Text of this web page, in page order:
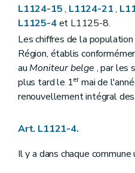
Art. L1141-8
Art. L1141-9
Art. L1142-10
Art. L1142-11
Art. L1142-12
Livre II
Titre premier Le
Chapitre premier
Art. L1211-1
Art. L1212-1
Chapitre III
L1124-15, L1124-21,
L1125-4et L1125-8.
Les chiffres de la
Région, établis
auMoniteur belge , par les
plus tard le 1ermai de
renouvellement intégral des
Art. L1121-4.
Il y a dans chaque